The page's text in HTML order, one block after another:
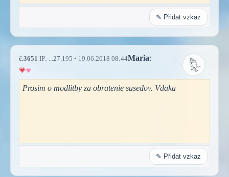
✎ Přidat vzkaz
č.3651 IP: ...27.195 • 19.06.2018 08:44Maria:
Prosim o modlitby za obratenie susedov. Vdaka
✎ Přidat vzkaz